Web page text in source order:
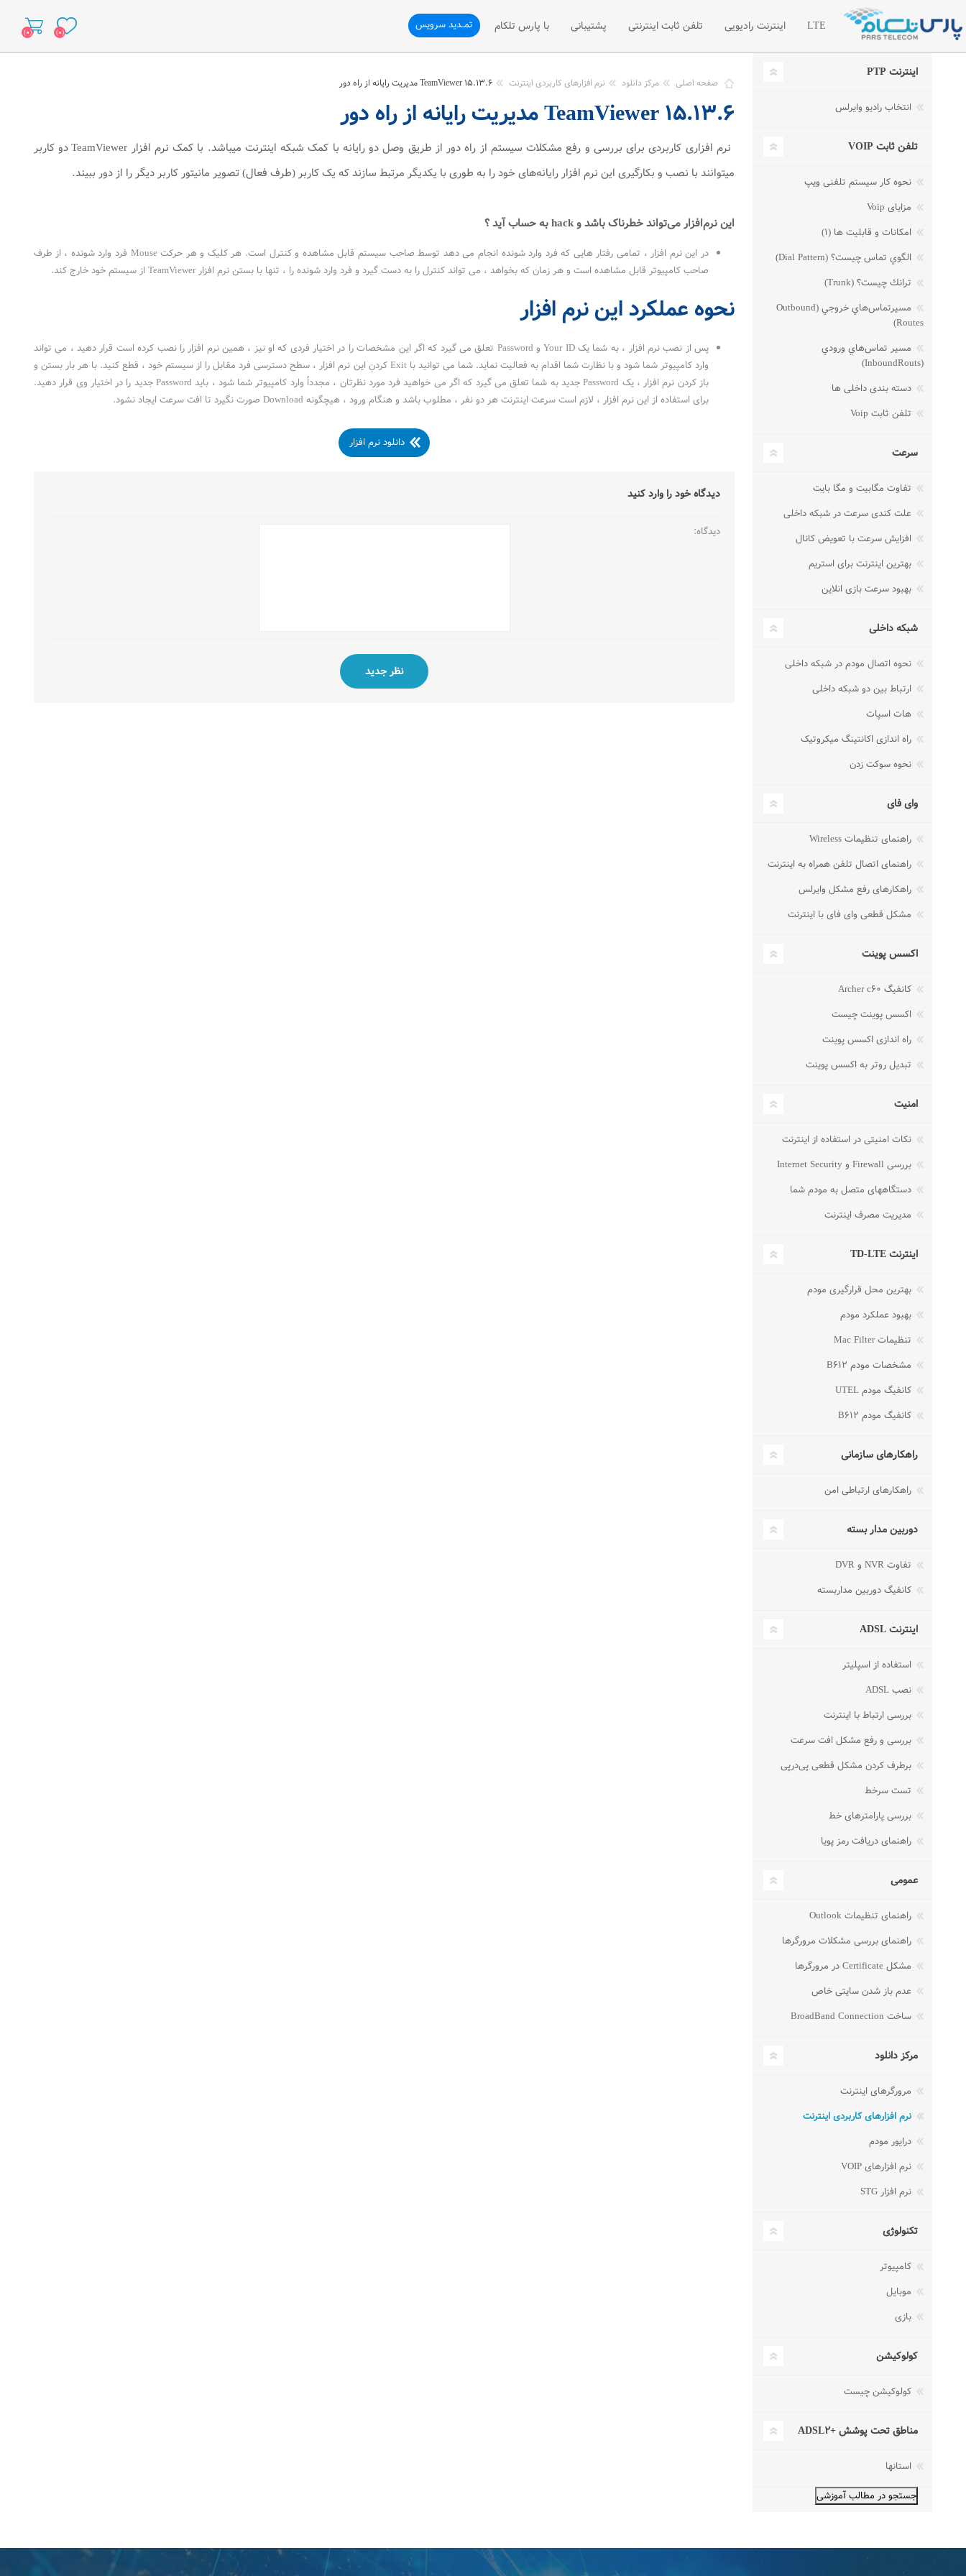
(۰) (۰) LTE اینترنت رادیویی
اینترنت رادیویی اختصاصی
شبکه خصوصی مجازی VPN
درخواست امکان سنجی رادیویی
تلفن ثابت اینترنتی
تلفن سازمانی
لیست قیمت تلفن سازمانی
درخواست تلفن سازمانی
مطالب آموزشی تلفن ثابت
پشتیبانی
ثبت تیکت
پشتیبانی فنی
رسیدگی به شکایات (VOC)
پیشنهادات و انتقادات
با پارس تلکام
درباره ما
ارتباط با ما
درخواست همکاری با ما
درخواست نمایندگی فروش
تمــدید سرویس
صفحه اصلی مرکز دانلود نرم افزارهای کاربردی اینترنت TeamViewer ۱۵.۱۳.۶ مدیریت رایانه از راه دور
TeamViewer ۱۵.۱۳.۶ مدیریت رایانه از راه دور
نرم افزاری کاربردی برای بررسی و رفع مشکلات سیستم از راه دور از طریق وصل دو رایانه با کمک شبکه اینترنت میباشد. با کمک نرم افزار TeamViewer دو کاربر
میتوانند با نصب و بکارگیری این نرم افزار رایانه‌های خود را به طوری با یکدیگر مرتبط سازند که یک کاربر (طرف فعال) تصویر مانیتور کاربر دیگر را از دور ببیند.
این نرم‌افزار می‌تواند خطرناک باشد و hack به حساب آید ؟
در این نرم افزار ، تمامی رفتار هایی که فرد وارد شونده انجام می دهد توسط صاحب سیستم قابل مشاهده و کنترل است. هر کلیک و هر حرکت Mouse فرد وارد شونده ، از طرف
صاحب کامپیوتر قابل مشاهده است و هر زمان که بخواهد ، می تواند کنترل را به دست گیرد و فرد وارد شونده را ، تنها با بستن نرم افزار TeamViewer از سیستم خود خارج کند.
نحوه عملکرد این نرم افزار
پس از نصب نرم افزار ، به شما یک Your ID و Password تعلق می گیرد که اگر این مشخصات را در اختیار فردی که او نیز ، همین نرم افزار را نصب کرده است قرار دهید ، می تواند
وارد کامپیوتر شما شود و با نظارت شما اقدام به فعالیت نماید. شما می توانید با Exit کردنِ این نرم افزار ، سطح دسترسی فرد مقابل را از سیستم خود ، قطع کنید. با هر بار بستن و
باز کردن نرم افزار ، یک Password جدید به شما تعلق می گیرد که اگر می خواهید فرد مورد نظرتان ، مجدداً وارد کامپیوتر شما شود ، باید Password جدید را در اختیار وی قرار دهید.
برای استفاده از این نرم افزار ، لازم است سرعت اینترنت هر دو نفر ، مطلوب باشد و هنگام ورود ، هیچگونه Download صورت نگیرد تا افت سرعت ایجاد نشود.
دانلود نرم افزار
دیدگاه خود را وارد کنید
دیدگاه:
اینترنت PTP
انتخاب رادیو وایرلس
تلفن ثابت VOIP
نحوه کار سیستم تلفنی ویپ
مزایای Voip
امکانات و قابلیت ها (۱)
الگوي تماس چيست؟ (Dial Pattern)
ترانك چيست؟ (Trunk)
مسيرتماس‌هاي خروجي (Outbound
Routes)
مسير تماس‌هاي ورودي
(InboundRouts)
دسته بندی داخلی ها
تلفن ثابت Voip
سرعت
تفاوت مگابیت و مگا بایت
علت کندی سرعت در شبکه داخلی
افزایش سرعت با تعویض کانال
بهترین اینترنت برای استریم
بهبود سرعت بازی انلاین
شبکه داخلی
نحوه اتصال مودم در شبکه داخلی
ارتباط بین دو شبکه داخلی
هات اسپات
راه اندازی اکانتینگ میکروتیک
نحوه سوکت زدن
وای فای
راهنمای تنظیمات Wireless
راهنمای اتصال تلفن همراه به اینترنت
راهکارهای رفع مشکل وایرلس
مشکل قطعی وای فای با اینترنت
اکسس پوینت
کانفیگ Archer c۶۰
اکسس پوینت چیست
راه اندازی اکسس پوینت
تبدیل روتر به اکسس پوینت
امنیت
نکات امنیتی در استفاده از اینترنت
بررسی Firewall و Internet Security
دستگاههای متصل به مودم شما
مدیریت مصرف اینترنت
اینترنت TD-LTE
بهترین محل قرارگیری مودم
بهبود عملکرد مودم
تنظیمات Mac Filter
مشخصات مودم B۶۱۲
کانفیگ مودم UTEL
کانفیگ مودم B۶۱۲
راهکارهای سازمانی
راهکارهای ارتباطی امن
دوربین مدار بسته
تفاوت NVR و DVR
کانفیگ دوربین مداربسته
اینترنت ADSL
استفاده از اسپلیتر
نصب ADSL
بررسی ارتباط با اینترنت
بررسی و رفع مشکل افت سرعت
برطرف کردن مشکل قطعی پی‌در‌پی
تست سرخط
بررسی پارامترهای خط
راهنمای دریافت رمز پویا
عمومی
راهنمای تنظیمات Outlook
راهنمای بررسی مشکلات مرورگرها
مشکل Certificate در مرورگرها
عدم باز شدن سایتی خاص
ساخت BroadBand Connection
مرکز دانلود
مرورگرهای اینترنت
نرم افزارهای کاربردی اینترنت
درایور مودم
نرم افزارهای VOIP
نرم افزار STG
تکنولوژی
کامپیوتر
موبایل
بازی
کولوکیشن
کولوکیشن چیست
مناطق تحت پوشش +ADSL۲
استانها